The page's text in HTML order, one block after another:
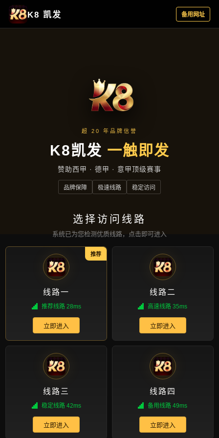
精选产品
首页 精选产品